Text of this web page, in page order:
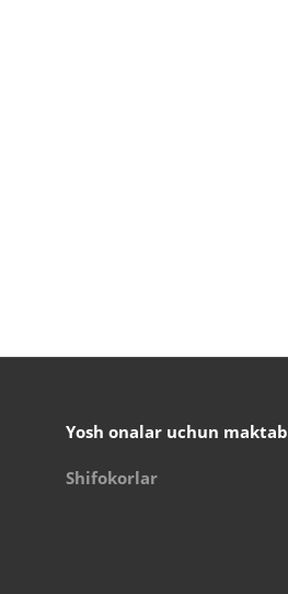
Yosh onalar uchun maktab
Shifokorlar